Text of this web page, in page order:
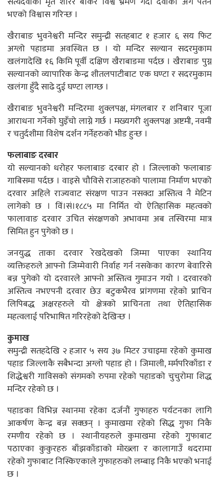
भएको विश्वास गरिन्छ ।
खैराबाङ भुवनेश्वरी मन्दिर समुन्द्री सतहबाट १ हजार ६ सय फिट
अग्लो पहाडमा अवस्थित छ । यो मन्दिर सल्यान सदरमुकाम
खलंगादेखि १६ किमि पूर्वी दक्षिण खैराबाङमा पर्दछ । खैराबाङ पुग्न
सल्यानको व्यापारिक केन्द्र शीतलपाटीबाट एक घण्टा र सदरमुकाम
खलंगा हुँदै साढे दुई घण्टा लाग्छ ।
खैराबाङ भुवनेश्वरी मन्दिरमा शुक्लपक्ष, मंगलबार र शनिबार पूजा
आराधना गर्नेको घुइँचो लाग्ने गर्छ । मख्यगरी शुक्लपक्ष अष्टमी, नवमी
र चतुर्दशीमा विशेष दर्शन गर्नेहरुको भीड हुन्छ ।
फलाबाङ दरबार
यो सल्यानको धरोहर फलाबाङ दरबार हो । जिल्लाको फलाबाङ
गाबिसमा पर्दछ । वाइसे चौविसे राजाहरुको पालामा निर्माण भएको
दरवार अहिले राज्यवाट संरक्षण पाउन नसक्दा अस्तित्व नै मेटिन
लागेको छ । विं।सं।१८८५ मा निर्मित यो ऐतिहासिक महत्वको
फालावाङ दरवार उचित संरक्षणको अभावमा अब तस्विरमा मात्र
सिमित हुन पुगेको छ ।
जनयुद्ध ताका दरवार रेखदेखको जिम्मा पाएका स्थानिय
व्यक्तिहरुले आफ्नो जिम्मेवारी निर्वाह गर्न नसकेका कारण बेवारिसे
बन्न पुगेको यो दरवारले आफ्नो अस्तित्व गुमाउन गयो । दरवारको
अस्तित्व नभएपनी दरवार छेउ बटुकभैरव प्रांगणमा रहेको प्राचिन
लिपिबद्ध अक्षरहरुले यो क्षेत्रको प्राचिनता तथा ऐतिहासिक
महत्वलाई परिभाषित गरिरहेको देखिन्छ ।
कुमाख
समुन्द्री सतहदेखि २ हजार ५ सय ३७ मिटर उचाइमा रहेको कुमाख
पहाड जिल्लाकै सबैभन्दा अग्लो पहाड हो । जिमाली, मर्मपरिकाँडा र
शिद्धेश्वरी गाविसको संगमको रुपमा रहेको पहाडको चुचुरोमा शिद्ध
मन्दिर रहेको छ ।
पहाडका विभिन्न स्थानमा रहेका दर्जनौं गुफाहरु पर्यटनका लागि
आकर्षण केन्द्र बन्न सक्छन् । कुमाखमा रहेको सिद्ध गुफा निकै
रमणीय रहेको छ । स्थानीयहरुले कुमाखमा रहेको गुफाबाट
पठाएका कुकुरहरु बाँझकाँडाको मोख्ला र कालागाउँ थदरामा
रहेको गुफाबाट निस्किएकाले गुफाहरुको लम्बाइ निकै भएको भनाई
छ ।